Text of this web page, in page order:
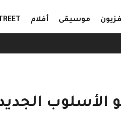
موسيقى أفلام